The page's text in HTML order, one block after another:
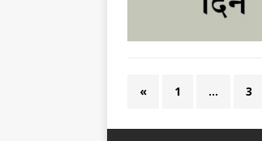
« 1 … 3